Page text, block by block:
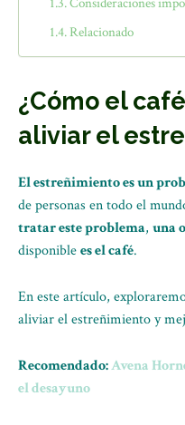
Relacionado
¿Cómo el
aliviar el
El estreñimiento es un
de personas en todo el
tratar este problema, una
disponiblees el café.
En este artículo,
aliviar el estreñimiento y
Recomendado:Avena
el desayuno